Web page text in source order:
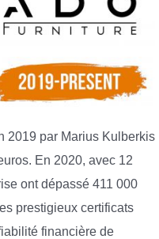
2019 par Marius Kulberkis
En 2020, avec 12
ont dépassé 411 000
prestigieux certificats
financière de